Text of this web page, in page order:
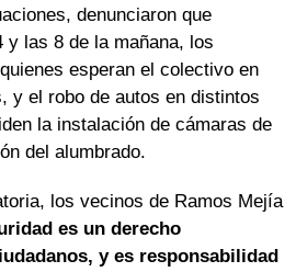
denunciaron que
y las 8 de la mañana, los
esperan el colectivo en
y el robo de autos en distintos
la instalación de cámaras de
del alumbrado.
los vecinos de Ramos Mejía
es un derecho
y es responsabilidad